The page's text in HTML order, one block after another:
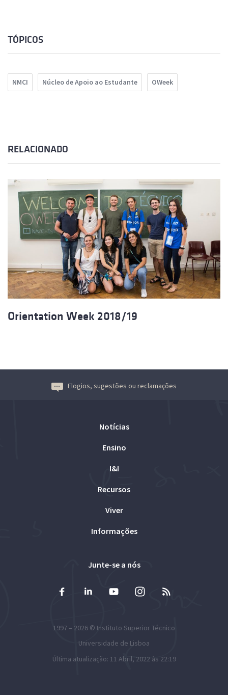
TÓPICOS
NMCI Núcleo de Apoio ao Estudante OWeek
RELACIONADO
Orientation Week 2018/19
Elogios, sugestões ou reclamações
Notícias
Ensino
I&I
Recursos
Viver
Informações
Junte-se a nós
1997 – 2026 © Instituto Superior Técnico
Universidade de Lisboa
Última atualização: 11 Abril, 2022 às 22:19